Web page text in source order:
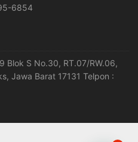
6854
Blok S No.30, RT.07/RW.06,
Jawa Barat 17131 Telpon :